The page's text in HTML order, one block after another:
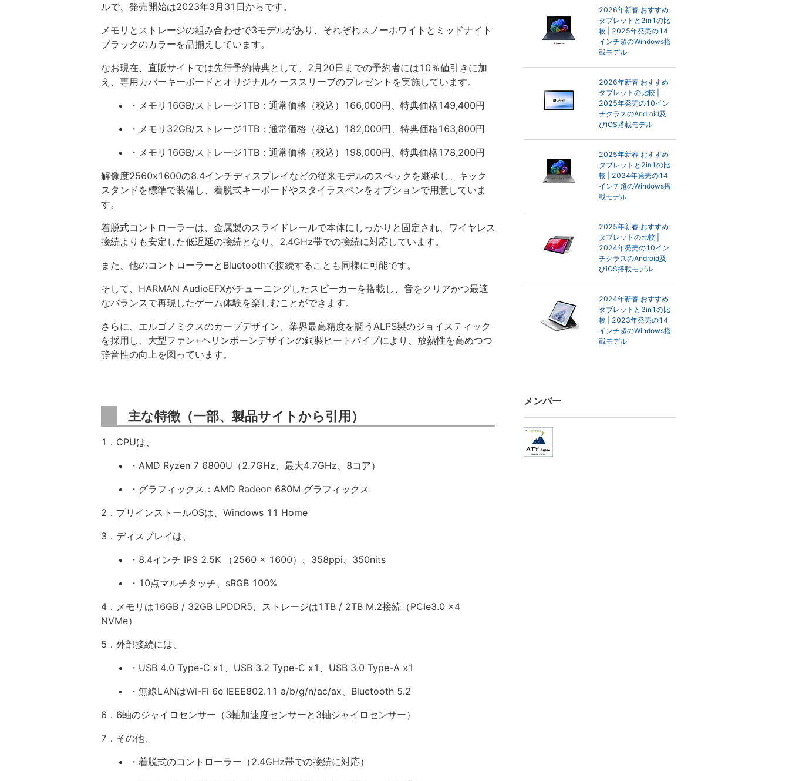
ルで、発売開始は2023年3月31日からです。
メモリとストレージの組み合わせで3モデルがあり、それぞれスノーホワイトとミッドナイト
ブラックのカラーを品揃えしています。
なお現在、直販サイトでは先行予約特典として、2月20日までの予約者には10％値引きに加
え、専用カバーキーボードとオリジナルケーススリーブのプレゼントを実施しています。
・メモリ16GB/ストレージ1TB：通常価格（税込）166,000円、特典価格149,400円
・メモリ32GB/ストレージ1TB：通常価格（税込）182,000円、特典価格163,800円
・メモリ16GB/ストレージ1TB：通常価格（税込）198,000円、特典価格178,200円
解像度2560x1600の8.4インチディスプレイなどの従来モデルのスペックを継承し、キック
スタンドを標準で装備し、着脱式キーボードやスタイラスペンをオプションで用意していま
す。
着脱式コントローラーは、金属製のスライドレールで本体にしっかりと固定され、ワイヤレス
接続よりも安定した低遅延の接続となり、2.4GHz帯での接続に対応しています。
また、他のコントローラーとBluetoothで接続することも同様に可能です。
そして、HARMAN AudioEFXがチューニングしたスピーカーを搭載し、音をクリアかつ最適
なバランスで再現したゲーム体験を楽しむことができます。
さらに、エルゴノミクスのカーブデザイン、業界最高精度を謳うALPS製のジョイスティック
を採用し、大型ファン+ヘリンボーンデザインの銅製ヒートパイプにより、放熱性を高めつつ
静音性の向上を図っています。
主な特徴（一部、製品サイトから引用）
1．CPUは、
・AMD Ryzen 7 6800U（2.7GHz、最大4.7GHz、8コア）
・グラフィックス：AMD Radeon 680M グラフィックス
2．プリインストールOSは、Windows 11 Home
3．ディスプレイは、
・8.4インチ IPS 2.5K （2560 x 1600）、358ppi、350nits
・10点マルチタッチ、sRGB 100%
4．メモリは16GB / 32GB LPDDR5、ストレージは1TB / 2TB M.2接続（PCIe3.0 x4
NVMe）
5．外部接続には、
・USB 4.0 Type-C x1、USB 3.2 Type-C x1、USB 3.0 Type-A x1
・無線LANはWi-Fi 6e IEEE802.11 a/b/g/n/ac/ax、Bluetooth 5.2
6．6軸のジャイロセンサー（3軸加速度センサーと3軸ジャイロセンサー）
7．その他、
・着脱式のコントローラー（2.4GHz帯での接続に対応）
2026年新春 おすすめ
タブレットと2in1の比
較 | 2025年発売の14
インチ超のWindows搭
載モデル
2026年新春 おすすめ
タブレットの比較 |
2025年発売の10イン
チクラスのAndroid及
びiOS搭載モデル
2025年新春 おすすめ
タブレットと2in1の比
較 | 2024年発売の14
インチ超のWindows搭
載モデル
2025年新春 おすすめ
タブレットの比較 |
2024年発売の10イン
チクラスのAndroid及
びiOS搭載モデル
2024年新春 おすすめ
タブレットと2in1の比
較 | 2023年発売の14
インチ超のWindows搭
載モデル
メンバー